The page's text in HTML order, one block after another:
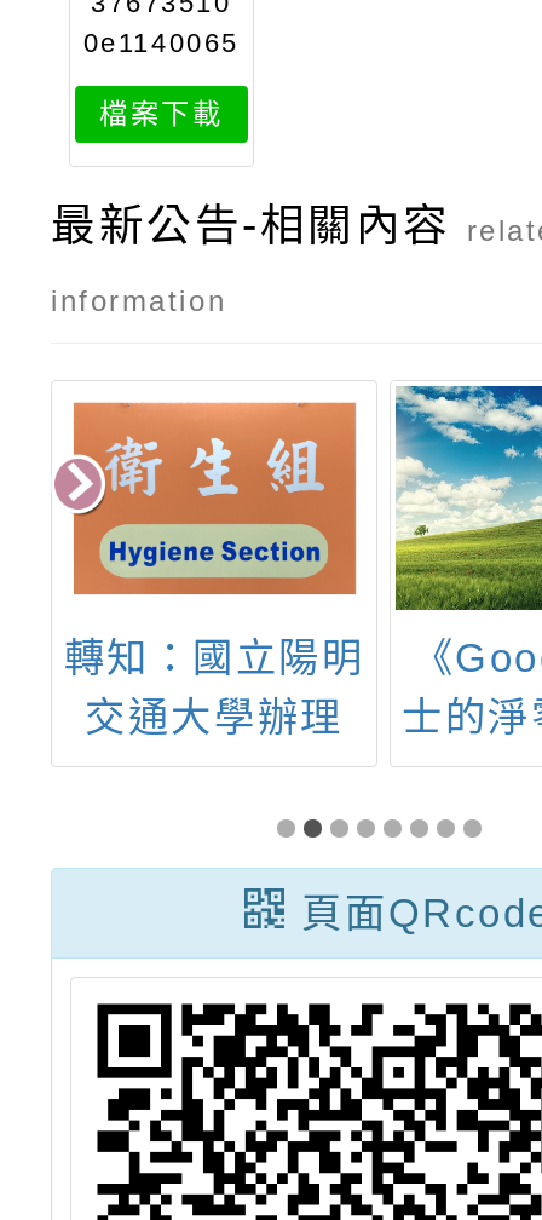
0e1140065
015attach
1
檔案下載
最新公告-相關內容
information
轉知：國立陽明
交通大學辦理
【環境教育】
DIYGreen盆型
及樹花盆種籽教
師培訓遠距班，
熱烈招生中
《
士的
數位
廣—教
展研
份，
參加
自理
頁面